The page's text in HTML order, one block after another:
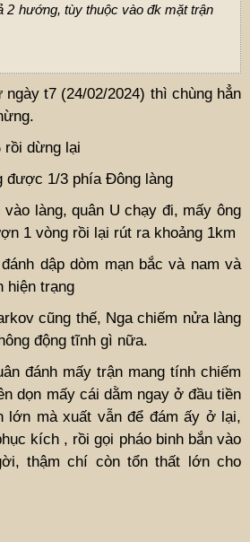
2 hướng, tùy thuộc vào đk mặt trận
t7 (24/02/2024) thì chùng hẳn
rồi dừng lại
được 1/3 phía Đông làng
vào làng, quân U chạy đi, mấy ông
1 vòng rồi lại rút ra khoảng 1km
dập dòm mạn bắc và nam và
hiện trạng
cũng thế, Nga chiếm nửa làng
động tĩnh gì nữa.
đánh mấy trận mang tính chiếm
dọn mấy cái dằm ngay ở đầu tiền
lớn mà xuất vẫn để đám ấy ở lại,
kích , rồi gọi pháo binh bắn vào
thậm chí còn tổn thất lớn cho